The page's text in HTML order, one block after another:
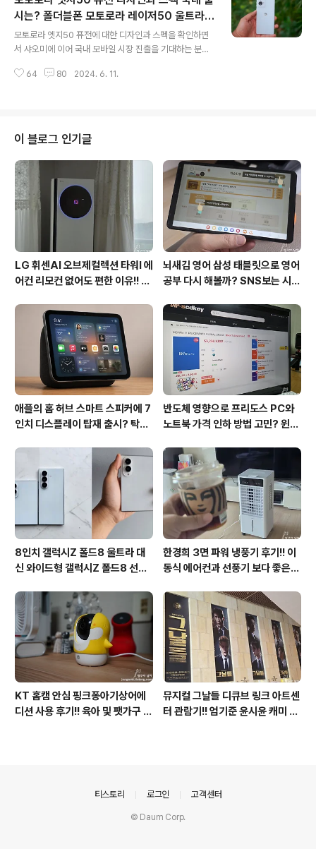
습니다. 변화에 적응하지 못하면 도태된다고 하지만 스마
트폰 폼 팩터를 교체하는 것이 트렌드에 맞는 것인지는 모
릅니다. 물론 지금은 스마트폰 폼 팩터보다는 인공지능 탑
6프로 맥스에 탑재하는 상황이니 폴더블폰이 중요한 게 아
시는? 폴더블폰 모토로라 레이저50 울트라
(XT2451-3) 출시 더 빠르지만~
모토로라 엣지50 퓨전에 대한 디자인과 스펙을 확인하면
서 샤오미에 이어 국내 모바일 시장 진출을 기대하는 분들
적인 부담이 적어 세컨폰으로 생각하는 분도 있겠지만 국
내에서 어떤 결과가 나올지 기대됩니다. 가성비 샤오미도
확대에 애를 먹고 있는데 과연 스타텍을 기억하는 분들에
게 향수를 자극해 선택으로 이어질지는 모르겠습니다. 모
토로라 엣지50 퓨전은 모토로라 레이저50 울트라 출시 이
후에 반응에 따라 국내 출시 여부가 달라지지 않을까 싶네
요. 모토로라 엣지50 퓨전 디자인 모토로라의 로..
64 80 2024. 6. 11.
이 블로그 인기글
LG 휘센AI 오브제컬렉션 타워I 에
어컨 리모컨 없어도 편한 이유!! 7
후기
뇌새김 영어 삼성 태블릿으로 영어
공부 다시 해볼까? SNS보는 시간
애플의 홈 허브 스마트 스피커에 7
인치 디스플레이 탑재 출시? 탁상
체제 적용!!
반도체 영향으로 프리도스 PC와
노트북 가격 인하 방법 고민? 윈도
방법?(feat. vip-scdkeys)
8인치 갤럭시Z 폴드8 울트라 대
신 와이드형 갤럭시Z 폴드8 선
이 미제공!!
한경희 3면 파워 냉풍기 후기!! 이
동식 에어컨과 선풍기 보다 좋은
KT 홈캠 안심 핑크퐁아기상어에
디션 사용 후기!! 육아 및 팻가구 그
뮤지컬 그날들 디큐브 링크 아트센
터 관람기!! 엄기준 윤시윤 캐미 연
티스토리 로그인 고객센터
© Daum Corp.